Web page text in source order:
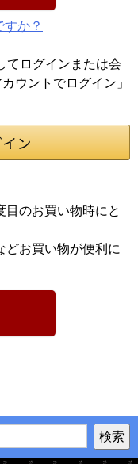
か？
てログインまたは会
ウントでログイン」
目のお買い物時にと
どお買い物が便利に